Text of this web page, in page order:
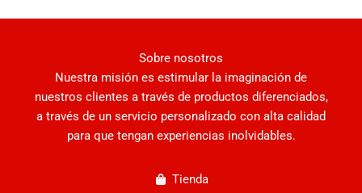
Sobre nosotros
Nuestra misión es estimular la imaginación de
nuestros clientes a través de productos diferenciados,
a través de un servicio personalizado con alta calidad
para que tengan experiencias inolvidables.
Tienda